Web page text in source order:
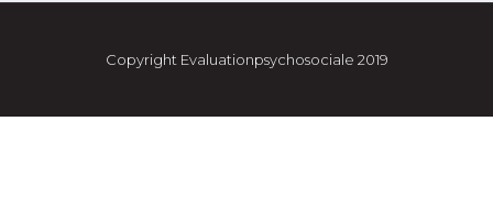
Copyright Evaluationpsychosociale 2019